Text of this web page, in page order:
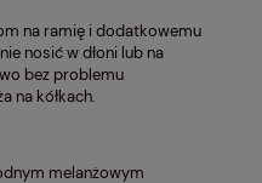
na ramię i dodatkowemu
nosić w dłoni lub na
bez problemu
na kółkach.
melanżowym